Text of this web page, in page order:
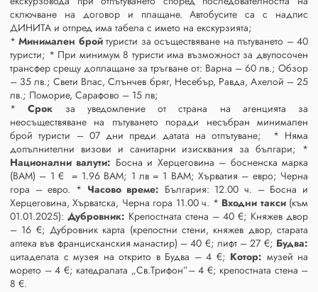
сключване на договор и плащане. Автобусите са с надпис
ДИНИТА и отпред има табела с името на екскурзията;
*Минимален бройтуристи за осъществяване на пътуването – 40
туристи; * При минимум 8 туристи има възможност за двупосочен
трансфер срещу доплащане за тръгване от: Варна – 60 лв.; Обзор
– 35 лв.; Свети Влас, Слънчев бряг, Несебър, Равда, Ахелой – 25
лв.; Поморие, Сарафово – 15 лв;
*Срок за уведомление от страна на агенцията за
неосъществяване на пътуването поради несъбран минимален
брой туристи – 07 дни преди датата на отпътуване; * Няма
допълнителни визови и санитарни изисквания за българи; *
Национални валути: Босна и Херцеговина – босненска марка
(ВАМ) – 1 € = 1.96 ВАМ; 1 лв = 1 ВАМ; Хърватия – евро; Черна
гора – евро. * Часово време: България: 12.00 ч. – Босна и
Херцеговина, Хърватска, Черна гора 11.00 ч. * Входни такси(към
01.01.2025): Дубровник: Крепостната стена – 40 €; Княжев двор
– 16 €; Дубровник карта (крепостни стени, княжев двор, старата
аптека във францисканския манастир) – 40 €; лифт – 27 €; Будва:
цитаделата с музея на открито в Будва – 4 €; Котор: музей на
морето – 4 €; катедралата „Св.Трифон”– 4 €; крепостната стена –
8 €.